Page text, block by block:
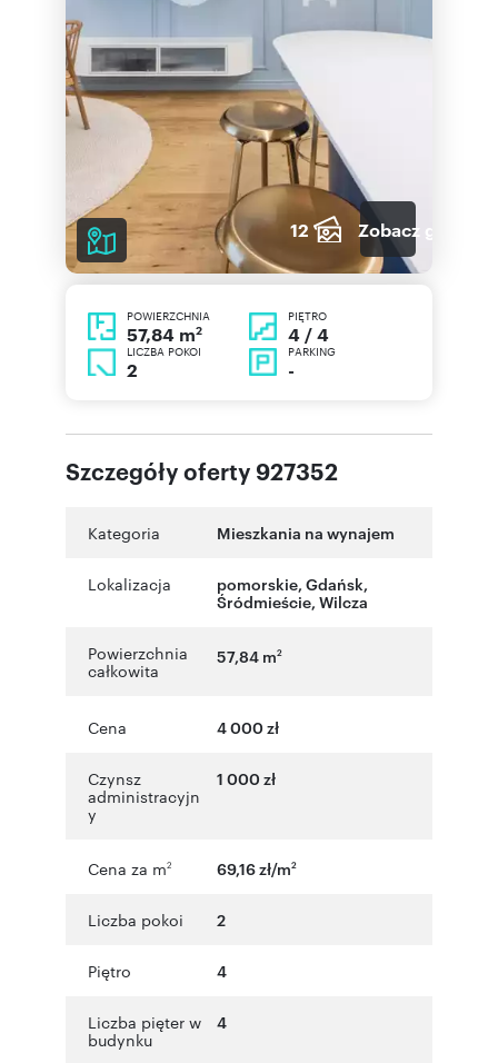
12 Zobacz galerię
POWIERZCHNIA
57,84 m2
PIĘTRO
4 / 4
LICZBA POKOI
2
PARKING
-
Szczegóły oferty 927352
Kategoria Mieszkania na wynajem
Lokalizacja pomorskie, Gdańsk,
Śródmieście, Wilcza
Powierzchnia
całkowita
57,84 m2
Cena 4 000 zł
Czynsz
administracyjn
y
1 000 zł
Cena za m2 69,16 zł/m2
Liczba pokoi 2
Piętro 4
Liczba pięter w
budynku
4